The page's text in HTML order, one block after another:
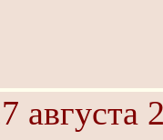
августа